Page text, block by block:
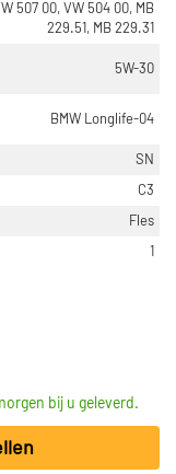
507 00, VW 504 00, MB
229.51, MB 229.31
5W-30
BMW Longlife-04
SN
C3
Fles
1
bij u geleverd.